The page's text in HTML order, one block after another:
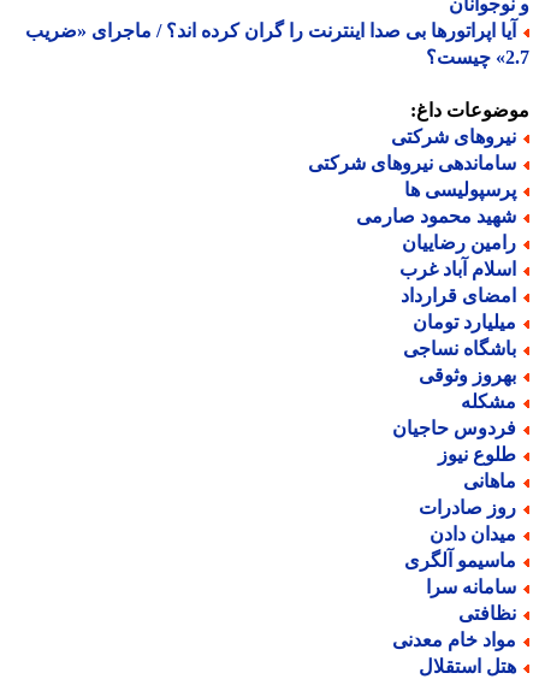
اپراتورها بی صدا اینترنت را گران کرده اند؟ / ماجرای «ضریب
داغ:
شرکتی
نیروهای شرکتی
ها
محمود صارمی
رضاییان
آباد غرب
قرارداد
تومان
نساجی
وثوقی
حاجیان
نیوز
صادرات
دادن
آلگری
سرا
خام معدنی
استقلال